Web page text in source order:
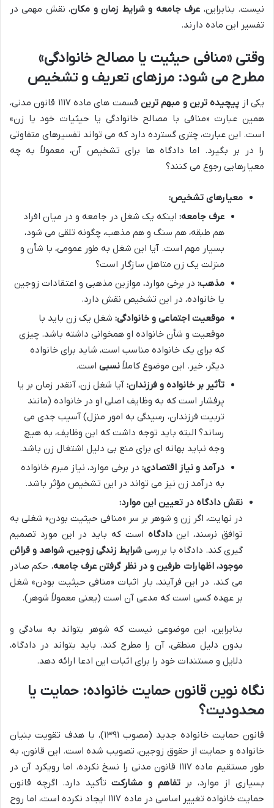
نیست. بنابراین، عرف جامعه و شرایط زمان و مکان، نقش مهمی در
تفسیر این ماده دارند.
وقتی «منافی حیثیت یا مصالح خانوادگی»
مطرح می شود: مرزهای تعریف و تشخیص
یکی از پیچیده ترین و مبهم ترین
قسمت های ماده ۱۱۱۷ قانون مدنی،
همین عبارت «منافی با مصالح خانوادگی یا حیثیات خود یا زن»
است. این عبارت، چتری گسترده دارد که می تواند تفسیرهای متفاوتی
را در بر بگیرد. اما دادگاه ها برای تشخیص آن، معمولاً به چه
معیارهایی رجوع می کنند؟
معیارهای تشخیص:
عرف جامعه: اینکه یک شغل در جامعه و در میان افراد
هم طبقه، هم سنگ و هم مذهب، چگونه تلقی می شود،
بسیار مهم است. آیا این شغل به طور عمومی، با شأن و
منزلت یک زن متاهل سازگار است؟
مذهب: در برخی موارد، موازین مذهبی و اعتقادات زوجین
یا خانواده، در این تشخیص نقش دارد.
موقعیت اجتماعی و خانوادگی: شغل یک زن باید با
موقعیت و شأن خانواده او همخوانی داشته باشد. چیزی
که برای یک خانواده مناسب است، شاید برای خانواده
دیگر، خیر. این موضوع کاملاً نسبی است.
تأثیر بر خانواده و فرزندان: آیا شغل زن، آنقدر زمان بر یا
پرفشار است که به وظایف اصلی او در خانواده (مانند
تربیت فرزندان، رسیدگی به امور منزل) آسیب جدی می
رساند؟ البته باید توجه داشت که این وظایف، به هیچ
وجه نباید بهانه ای برای منع بی دلیل اشتغال زن باشد.
درآمد و نیاز اقتصادی: در برخی موارد، نیاز مبرم خانواده
به درآمد زن نیز می تواند در این تشخیص مؤثر باشد.
نقش دادگاه در تعیین این موارد:
در نهایت، اگر زن و شوهر بر سر «منافی حیثیت بودن» شغلی به
توافق نرسند، ایندادگاه است که باید در این مورد تصمیم
گیری کند. دادگاه با بررسیشرایط زندگی زوجین، شواهد و قرائن
موجود، اظهارات طرفین و در نظر گرفتن عرف جامعه، حکم صادر
می کند. در این فرآیند، بار اثبات «منافی حیثیت بودن» شغل
بر عهده کسی است که مدعی آن است (یعنی معمولاً شوهر).
بنابراین، این موضوعی نیست که شوهر بتواند به سادگی و
بدون دلیل منطقی، آن را مطرح کند. باید بتواند در دادگاه،
دلایل و مستندات خود را برای اثبات این ادعا ارائه دهد.
نگاه نوین قانون حمایت خانواده: حمایت یا
محدودیت؟
قانون حمایت خانواده جدید (مصوب ۱۳۹۱)، با هدف تقویت بنیان
خانواده و حمایت از حقوق زوجین، تصویب شده است. این قانون، به
طور مستقیم ماده ۱۱۱۷ قانون مدنی را نسخ نکرده، اما رویکرد آن در
بسیاری از موارد، برتفاهم و مشارکتتأکید دارد. اگرچه قانون
حمایت خانواده تغییر اساسی در ماده ۱۱۱۷ ایجاد نکرده است، اما روح